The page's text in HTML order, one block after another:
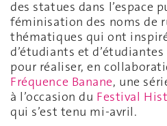
des statues dans l’espace
féminisation des noms de
thématiques qui ont
d’étudiants et
pour réaliser, en
Fréquence Banane, une
à l’occasion du Festival
qui s’est tenu mi-avril.